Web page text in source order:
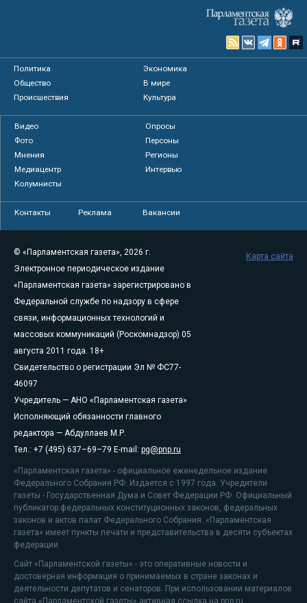
Политика
Экономика
Общество
В мире
Происшествия
Культура
Видео
Опросы
Фото
Персоны
Мнения
Регионы
Медиацентр
Интервью
Колумнисты
Контакты Реклама Вакансии
© «Парламентская газета», 2026 г.
Электронное периодическое издание
«Парламентская газета» зарегистрировано в
Федеральной службе по надзору в сфере
связи, информационных технологий и
массовых коммуникаций (Роскомнадзор) 05
августа 2011 года. 18+
Свидетельство о регистрации Эл № ФС77-
46097
Учредитель — АНО «Парламентская газета»
Исполняющий обязанности главного
редактора — Абдуллаев М.Р.
Тел.: +7 (495) 637–69–79 E-mail: pg@pnp.ru
«Парламентская газета» - официальное еженедельное издание
Федерального Собрания РФ. Издается с 1997 года. Учредители
газеты - Государственная Дума и Совет Федерации РФ. Официальный
публикатор федеральных конституционных законов, федеральных
законов и актов палат Федерального Собрания. «Парламентская
газета» имеет пункты печати и представительства в десяти субъектах
федерации.
Сайт «Парламентской газеты» - это оперативные новости и
достоверная информация о принимаемых в стране законах и
деятельности депутатов и сенаторов. При использовании материалов
сайта «Парламентской газеты» активная ссылка на pnp.ru
Карта сайта